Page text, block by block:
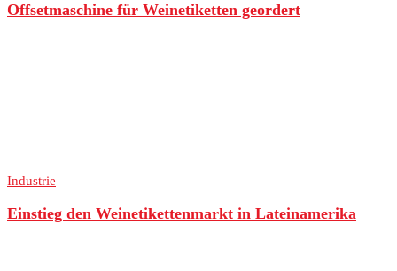
Offsetmaschine für Weinetiketten geordert
Industrie
Einstieg den Weinetikettenmarkt in Lateinamerika